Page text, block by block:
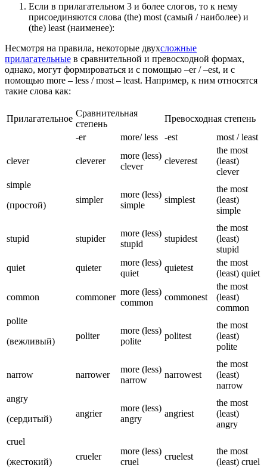
Если в прилагательном 3 и более слогов, то к нему
присоединяются слова (the) most (самый / наиболее) и
(the) least (наименее):
Несмотря на правила, некоторые двухсложные
прилагательные в сравнительной и превосходной формах,
однако, могут формироваться и с помощью –er / –est, и с
помощью more – less / most – least. Например, к ним относятся
такие слова как:
Прилагательное
Сравнительная
степень
Превосходная степень
-er
more/ less -est most / least
clever cleverer
more (less)
clever
cleverest
the most
(least)
clever
simple
(простой)
simpler
more (less)
simple
simplest
the most
(least)
simple
stupid stupider
more (less)
stupid
stupidest
the most
(least)
stupid
quiet
quieter
more (less)
quiet
quietest
the most
(least) quiet
common commoner
more (less)
common
commonest
the most
(least)
common
polite
(вежливый)
politer
more (less)
polite
politest
the most
(least)
polite
narrow narrower
more (less)
narrow
narrowest
the most
(least)
narrow
angry
(сердитый)
angrier
more (less)
angry
angriest
the most
(least)
angry
cruel
(жестокий)
crueler
more (less)
cruel
cruelest
the most
(least) cruel